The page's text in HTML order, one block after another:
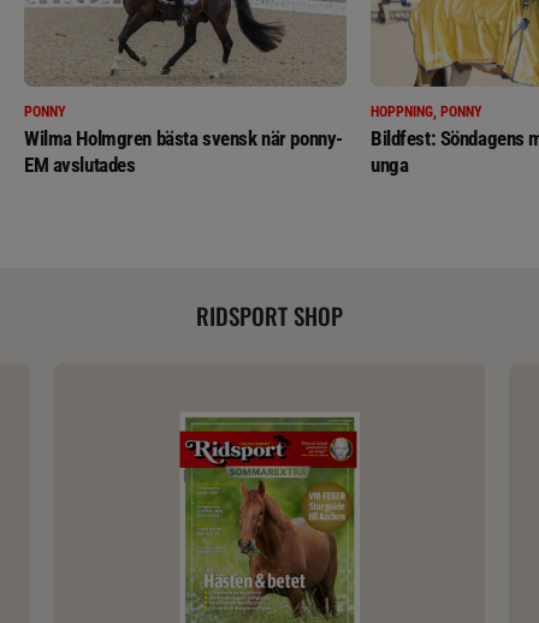
PONNY
Wilma Holmgren bästa svensk när ponny-
EM avslutades
HOPPNING, PONNY
Bildfest: Söndagens
unga
RIDSPORT SHOP